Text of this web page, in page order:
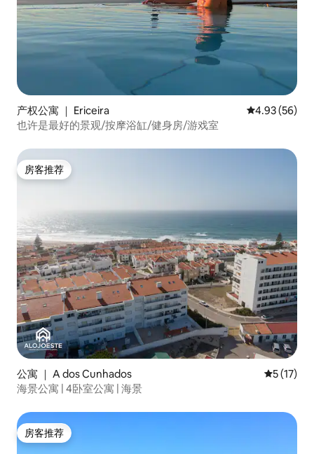
产权公寓 ｜ Ericeira 平均评分
4.93 (56)
也许是最好的景观/按摩浴缸/健身房/游戏室
房客推荐
房客推荐
公寓 ｜ A dos Cunhados 平均评分
5 (17)
海景公寓 | 4卧室公寓 | 海景
房客推荐
房客推荐